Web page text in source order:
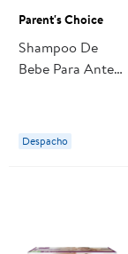
Parent's Choice
Shampoo De
Bebe Para Antes
Choice
Despacho